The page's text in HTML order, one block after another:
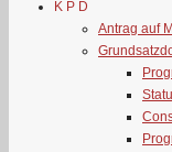
K P D
Antrag auf